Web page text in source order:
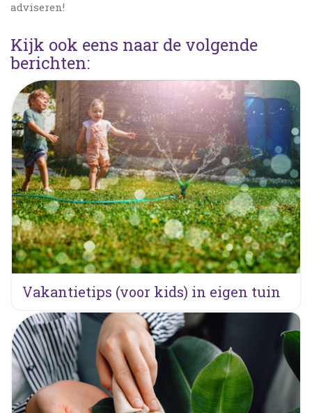
adviseren!
Kijk ook eens naar de volgende
berichten:
Vakantietips (voor kids) in eigen tuin